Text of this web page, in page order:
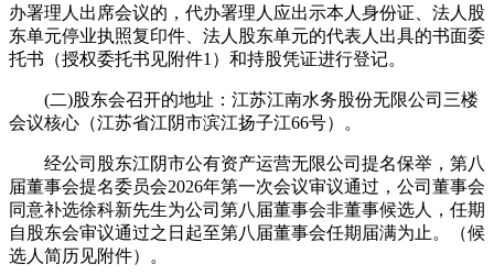
办署理人出席会议的，代办署理人应出示本人身份证、法人股
东单元停业执照复印件、法人股东单元的代表人出具的书面委
托书（授权委托书见附件1）和持股凭证进行登记。
(二)股东会召开的地址：江苏江南水务股份无限公司三楼
会议核心（江苏省江阴市滨江扬子江66号）。
经公司股东江阴市公有资产运营无限公司提名保举，第八
届董事会提名委员会2026年第一次会议审议通过，公司董事会
同意补选徐科新先生为公司第八届董事会非董事候选人，任期
自股东会审议通过之日起至第八届董事会任期届满为止。（候
选人简历见附件）。